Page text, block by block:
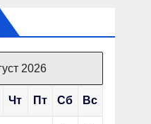
2026
Чт Пт Сб Вс